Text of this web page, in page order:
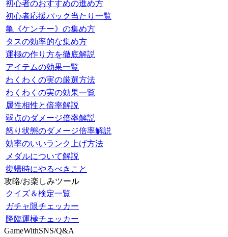
初心者のおすすめの進め方
初心者応援パック当たり一覧
亀《ケンチー》の集め方
タスの効率的な集め方
運極の作り方を徹底解説
アイテムの効果一覧
わくわくの実の厳選方法
わくわくの実の効果一覧
属性相性と倍率解説
弱点のダメージ倍率解説
怒り状態のダメージ倍率解説
効率のいいランク上げ方法
メダルについて解説
復帰時にやるべきこと
攻略/お楽しみツール
クイズ＆検定一覧
ガチャ限チェッカー
降臨運極チェッカー
GameWithSNS/Q&A